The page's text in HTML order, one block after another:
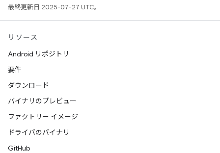
最終更新日 2025-07-27 UTC。
リソース
Android リポジトリ
要件
ダウンロード
バイナリのプレビュー
ファクトリー イメージ
ドライバのバイナリ
GitHub